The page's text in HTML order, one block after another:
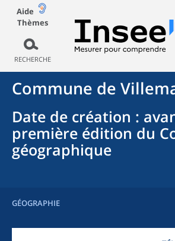
Aide
Thèmes
RECHERCHE
Commune de
Date de création :
première édition du
géographique
GÉOGRAPHIE